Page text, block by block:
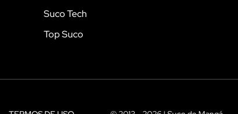
Suco Tech
Top Suco